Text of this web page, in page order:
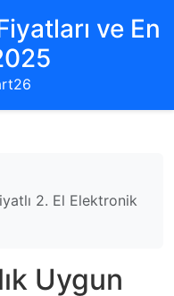
ve En
2. El Elektronik
Uygun